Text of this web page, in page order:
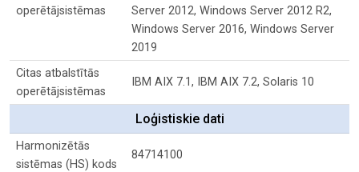
operētājsistēmas
Server 2012, Windows Server 2012 R2,
Windows Server 2016, Windows Server
2019
Citas atbalstītās
operētājsistēmas
IBM AIX 7.1, IBM AIX 7.2, Solaris 10
Loģistiskie dati
Harmonizētās
sistēmas (HS) kods
84714100